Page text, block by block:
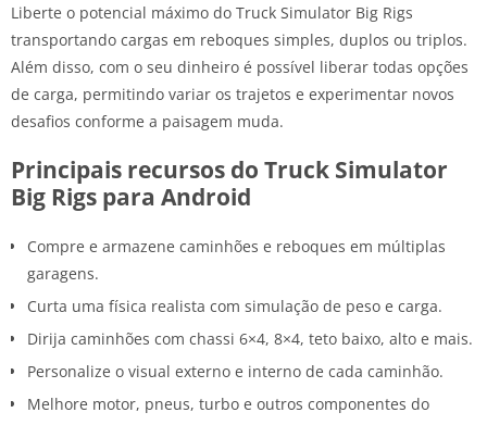
Liberte o potencial máximo do Truck Simulator Big Rigs
transportando cargas em reboques simples, duplos ou triplos.
Além disso, com o seu dinheiro é possível liberar todas opções
de carga, permitindo variar os trajetos e experimentar novos
desafios conforme a paisagem muda.
Principais recursos do Truck Simulator
Big Rigs para Android
Compre e armazene caminhões e reboques em múltiplas
garagens.
Curta uma física realista com simulação de peso e carga.
Dirija caminhões com chassi 6×4, 8×4, teto baixo, alto e mais.
Personalize o visual externo e interno de cada caminhão.
Melhore motor, pneus, turbo e outros componentes do